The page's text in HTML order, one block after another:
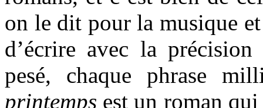
on le dit pour la musique
d’écrire avec la
pesé, chaque phrase
printemps est un roman